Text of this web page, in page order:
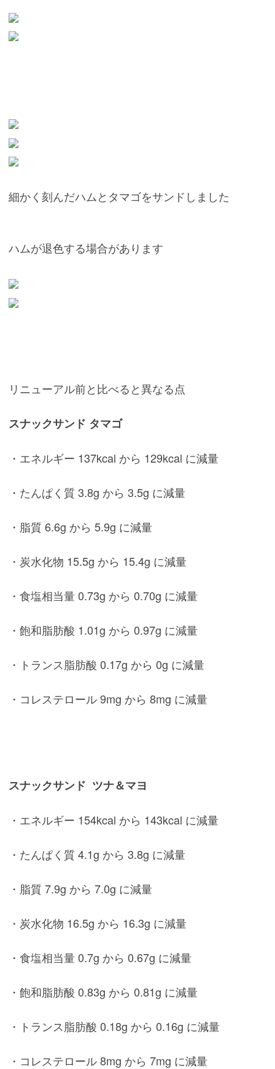
細かく刻んだハムとタマゴをサンドしました
ハムが退色する場合があります
リニューアル前と比べると異なる点
スナックサンド タマゴ
・エネルギー 137kcal から 129kcal に減量
・たんぱく質 3.8g から 3.5g に減量
・脂質 6.6g から 5.9g に減量
・炭水化物 15.5g から 15.4g に減量
・食塩相当量 0.73g から 0.70g に減量
・飽和脂肪酸 1.01g から 0.97g に減量
・トランス脂肪酸 0.17g から 0g に減量
・コレステロール 9mg から 8mg に減量
スナックサンド ツナ＆マヨ
・エネルギー 154kcal から 143kcal に減量
・たんぱく質 4.1g から 3.8g に減量
・脂質 7.9g から 7.0g に減量
・炭水化物 16.5g から 16.3g に減量
・食塩相当量 0.7g から 0.67g に減量
・飽和脂肪酸 0.83g から 0.81g に減量
・トランス脂肪酸 0.18g から 0.16g に減量
・コレステロール 8mg から 7mg に減量